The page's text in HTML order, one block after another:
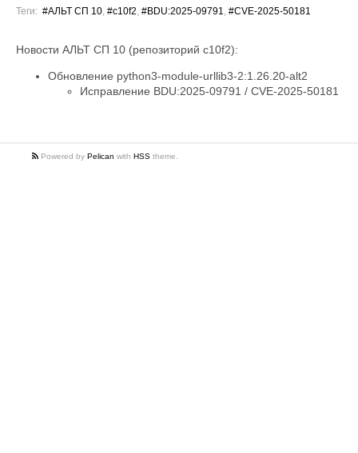
Теги: #АЛЬТ СП 10 #c10f2 #BDU:2025-09791 #CVE-2025-50181
Новости АЛЬТ СП 10 (репозиторий c10f2):
Обновление python3-module-urllib3-2:1.26.20-alt2
Исправление BDU:2025-09791 / CVE-2025-50181
Powered by Pelican with HSS theme.